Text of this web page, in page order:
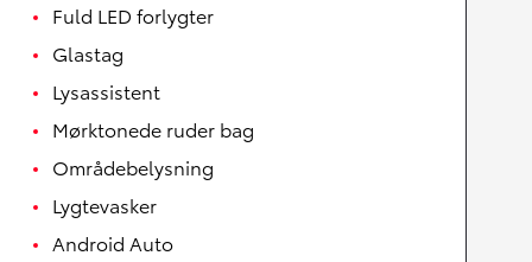
Fuld LED forlygter
Glastag
Lysassistent
Mørktonede ruder bag
Områdebelysning
Lygtevasker
Android Auto